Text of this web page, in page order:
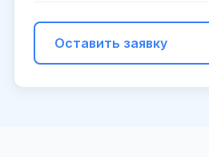
Оставить заявку